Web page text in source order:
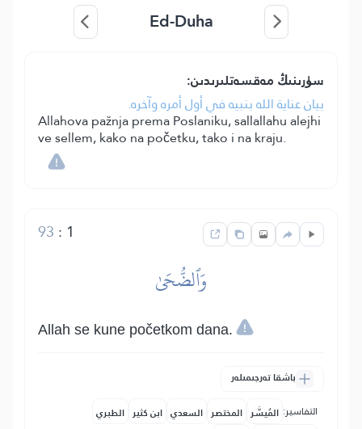
Ed-Duha
سۈرىنىڭ مەقسەتلىرىدىن:
بيان عناية الله بنبيه في أول أمره وآخره.
Allahova pažnja prema Poslaniku, sallallahu alejhi
ve sellem, kako na početku, tako i na kraju.
1
:
93
وَٱلضُّحَىٰ
Allah se kune početkom dana.
باشقا تەرجىمىلەر
التفاسير: المُيسَّر المختصر السعدي ابن كثير الطبري